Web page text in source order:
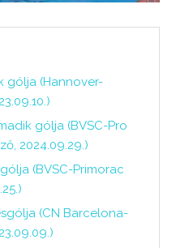
gólja (Hannover-
gólja (BVSC-Pro
2024.09.29.)
(BVSC-Primorac
(CN Barcelona-